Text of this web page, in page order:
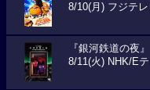
8/10(月) フジテ
『銀河鉄道の夜』
8/11(火) NHK/E